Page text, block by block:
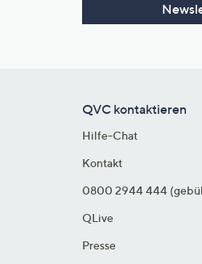
QVC kontaktieren
Hilfe-Chat
Kontakt
0800 2944 444
QLive
Presse